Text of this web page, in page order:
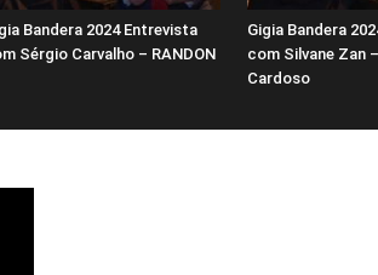
Bandera 2024 Entrevista
Sérgio Carvalho – RANDON
Gigia Bandera
com Silvane Zan
Cardoso